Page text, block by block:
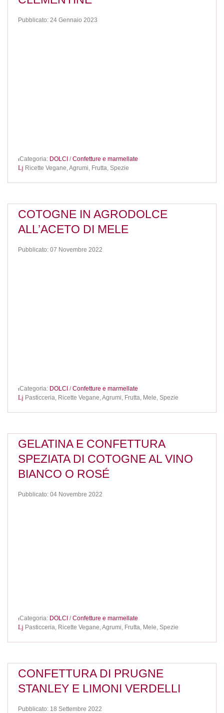
Pubblicato: 24 Gennaio 2023
Categoria: DOLCI /Confetture e marmellate
Ricette Vegane,Agrumi, Frutta, Spezie
COTOGNE IN AGRODOLCE
ALL’ACETO DI MELE
Pubblicato: 07 Novembre 2022
Categoria: DOLCI /Confetture e marmellate
Pasticceria, Ricette Vegane,Agrumi, Frutta, Mele, Spezie
GELATINA E CONFETTURA
SPEZIATA DI COTOGNE AL VINO
BIANCO O ROSÉ
Pubblicato: 04 Novembre 2022
Categoria: DOLCI /Confetture e marmellate
Pasticceria, Ricette Vegane,Agrumi, Frutta, Mele, Spezie
CONFETTURA DI PRUGNE
STANLEY E LIMONI VERDELLI
Pubblicato: 18 Settembre 2022